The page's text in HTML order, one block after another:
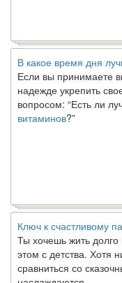
В какое время дня
Если вы принимаете
надежде укрепить
вопросом: “Есть ли
витаминов ?”
Ключ к счастливому
Ты хочешь жить
этом с детства. Хотя
сравниться со
наслаждаются...